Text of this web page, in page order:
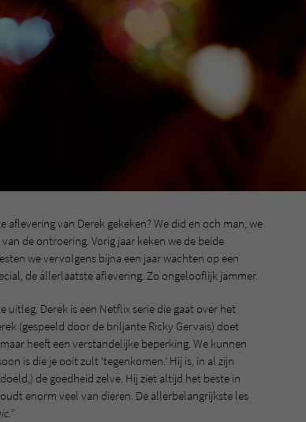
van Derek gekeken? We did en och man, we
de ontroering. Vorig jaar keken we de beide
we vervolgens bijna een jaar wachten op een
de állerlaatste aflevering. Zo ongelooflijk jammer.
Derek is een Netflix serie die gaat over het
(gespeeld door de briljante Ricky Gervais) doet
heeft een verstandelijke beperking. We kunnen
is die je ooit zult ‘tegenkomen.’ Hij is, in al zijn
de goedheid zelve. Hij ziet altijd het beste in
enorm veel van dieren. De allerbelangrijkste les
”